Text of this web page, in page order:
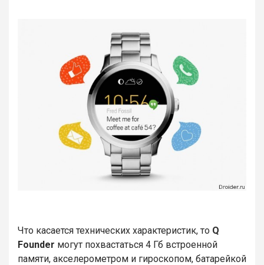
Что касается технических характеристик, то Q
Founder могут похвастаться 4 Гб встроенной
памяти, акселерометром и гироскопом, батарейкой